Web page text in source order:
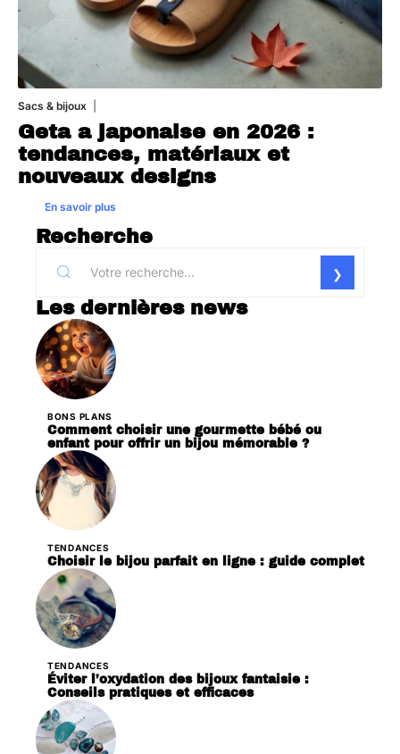
Sacs & bijoux
Geta a japonaise en 2026 :
tendances, matériaux et
nouveaux designs
En savoir plus
Recherche
Les dernières news
BONS PLANS
Comment choisir une gourmette bébé ou
enfant pour offrir un bijou mémorable ?
TENDANCES
Choisir le bijou parfait en ligne : guide complet
TENDANCES
Éviter l’oxydation des bijoux fantaisie :
Conseils pratiques et efficaces